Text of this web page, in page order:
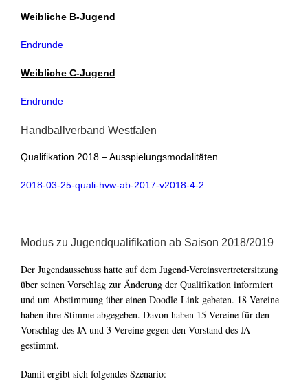
Weibliche B-Jugend
Endrunde
Weibliche C-Jugend
Endrunde
Handballverband Westfalen
Qualifikation 2018 – Ausspielungsmodalitäten
2018-03-25-quali-hvw-ab-2017-v2018-4-2
Modus zu Jugendqualifikation ab Saison 2018/2019
Der Jugendausschuss hatte auf dem Jugend-Vereinsvertretersitzung
über seinen Vorschlag zur Änderung der Qualifikation informiert
und um Abstimmung über einen Doodle-Link gebeten. 18 Vereine
haben ihre Stimme abgegeben. Davon haben 15 Vereine für den
Vorschlag des JA und 3 Vereine gegen den Vorstand des JA
gestimmt.
Damit ergibt sich folgendes Szenario: